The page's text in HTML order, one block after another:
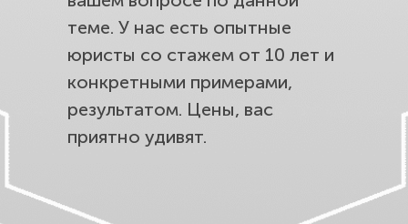
теме. У нас есть опытные
юристы со стажем от 10 лет и
конкретными примерами,
результатом. Цены, вас
приятно удивят.